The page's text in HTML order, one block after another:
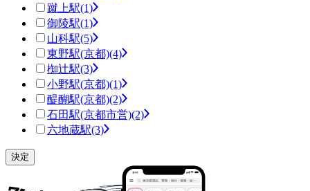
蹴上駅(1)
御陵駅(1)
山科駅(5)
東野駅(京都)(4)
椥辻駅(3)
小野駅(京都)(1)
醍醐駅(京都)(2)
石田駅(京都市営)(2)
六地蔵駅(3)